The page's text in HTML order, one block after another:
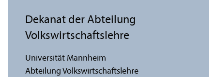
Dekanat der Abteilung
Volkswirtschafts­lehre
Universität Mannheim
Abteilung Volkswirtschafts­lehre